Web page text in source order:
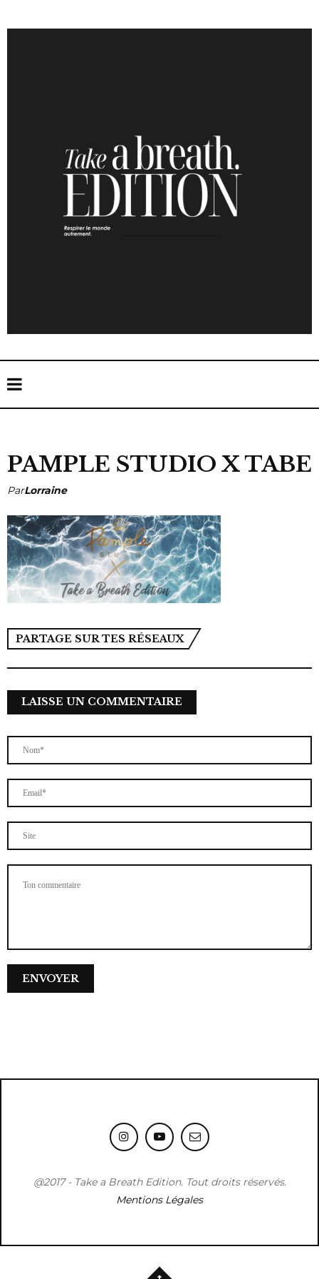
PAMPLE STUDIO X TABE
ParLorraine
PARTAGE SUR TES RÉSEAUX
LAISSE UN COMMENTAIRE
@2017 - Take a Breath Edition. Tout droits réservés.
Mentions Légales